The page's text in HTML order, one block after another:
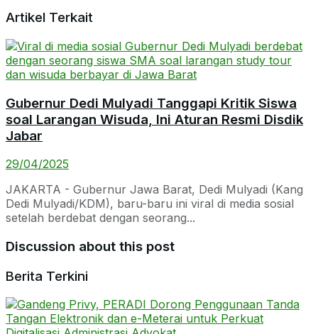
Artikel Terkait
Gubernur Dedi Mulyadi Tanggapi Kritik Siswa
soal Larangan Wisuda, Ini Aturan Resmi Disdik
Jabar
29/04/2025
JAKARTA - Gubernur Jawa Barat, Dedi Mulyadi (Kang
Dedi Mulyadi/KDM), baru-baru ini viral di media sosial
setelah berdebat dengan seorang...
Discussion about this post
Berita Terkini